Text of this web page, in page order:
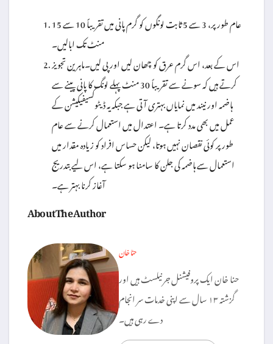
عام طور پر، 3 سے 5 ثابت لونگوں کو گرم پانی میں تقریباً 10 سے 15
منٹ تک ابالیں۔
اس کے بعد، اس گرم عرق کو چھان لیں اور پی لیں۔ماہرین تجویز
کرتے ہیں کہ سونے سے تقریباً 30 منٹ پہلے لونگ کا پانی پینے سے
ہاضمہ اور نیند میں نمایاں بہتری آتی ہے جبکہ یہ ڈیٹوکسیفیکیشن کے
عمل میں بھی مدد کرتا ہے۔ اعتدال میں استعمال کرنے سے عام
طور پر کوئی نقصان نہیں ہوتا، لیکن حساس افراد کو زیادہ مقدار میں
استعمال سے ہاضمہ کی جلن کا سامنا ہو سکتا ہے، اس لیے بتدریج
آغاز کرنا بہتر ہے۔
About The Author
حنا خان
حنا خان ایک پروفیشنل جرنیلسٹ ہیں اور
گزشتہ ۱۳ سال سے اپنی خدمات سر انجام
دے رہی ہیں۔